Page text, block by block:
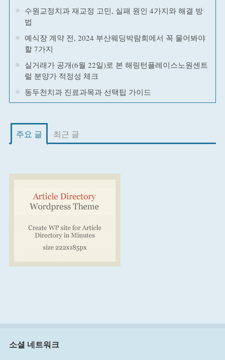
수원교정치과 재교정 고민, 실패 원인 4가지와 해결 방
법
예식장 계약 전, 2024 부산웨딩박람회에서 꼭 물어봐야
할 7가지
실거래가 공개(6월 22일)로 본 해링턴플레이스노원센트
럴 분양가 적정성 체크
동두천치과 진료과목과 선택팁 가이드
주요 글 최근 글
소셜 네트워크